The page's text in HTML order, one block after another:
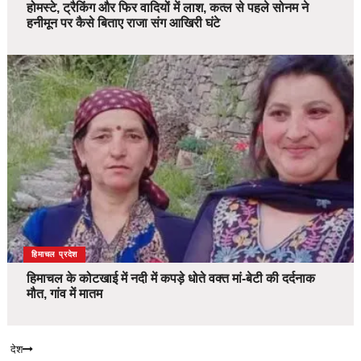
होमस्टे, ट्रैकिंग और फिर वादियों में लाश, कत्ल से पहले सोनम ने
हनीमून पर कैसे बिताए राजा संग आखिरी घंटे
देश
हिमाचल प्रदेश
हिमाचल के कोटखाई में नदी में कपड़े धोते वक्त मां-बेटी की दर्दनाक
मौत, गांव में मातम
देश